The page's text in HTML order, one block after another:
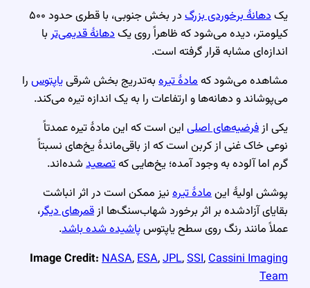
یکدهانهٔ برخوردی بزرگ
در بخش جنوبی، با قطری حدود ۵۰۰
کیلومتر، دیده می‌شود که ظاهراً روی یکدهانهٔ قدیمی‌تربا
اندازه‌ای مشابه قرار گرفته است.
مشاهده می‌شود کهمادهٔ تیرهبه‌تدریج بخش شرقییاپتوسرا
می‌پوشاند و دهانه‌ها و ارتفاعات را به یک اندازه تیره می‌کند.
یکی ازفرضیه‌های اصلیاین است که این مادهٔ تیره عمدتاً
نوعی خاک غنی از کربن است که از باقی‌ماندهٔ یخ‌های نسبتاً
گرم اما آلوده به وجود آمده؛ یخ‌هایی کهتصعیدشده‌اند.
پوشش اولیهٔ اینمادهٔ تیرهنیز ممکن است در اثر انباشت
بقایای آزادشده بر اثر برخورد شهاب‌سنگ‌ها ازقمرهای دیگر،
عملاً مانند رنگ روی سطح یاپتوسپاشیده شده باشد.
Image Credit:NASA,ESA,JPL,SSI,Cassini Imaging
Team